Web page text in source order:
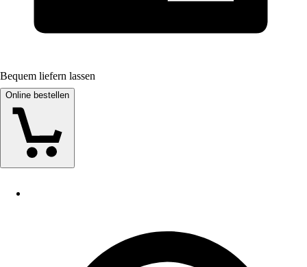
Bequem liefern lassen
Online bestellen